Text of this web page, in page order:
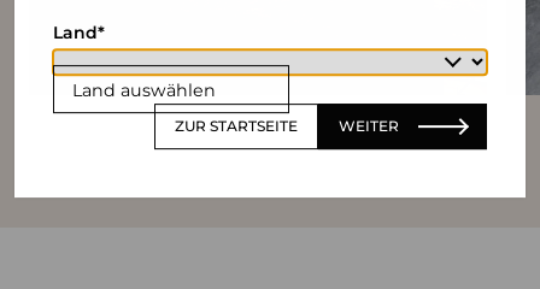
Land auswählen
Land
ZUR STARTSEITE WEITER